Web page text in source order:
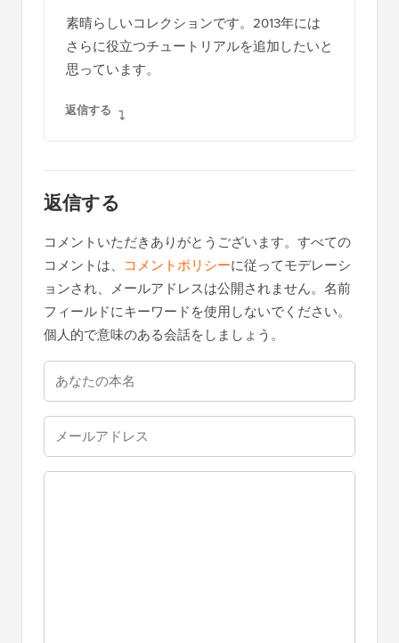
ン
素晴らしいコレクションです。2013年には
さらに役立つチュートリアルを追加したいと
思っています。
返信する
返信する
コメントいただきありがとうございます。すべての
コメントは、 コメントポリシーに従ってモデレーシ
ョンされ、メールアドレスは公開されません。名前
フィールドにキーワードを使用しないでください。
個人的で意味のある会話をしましょう。